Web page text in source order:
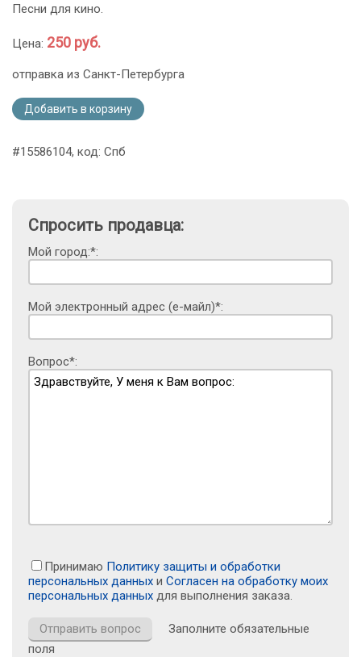
Песни для кино.
Цена: 250 руб.
отправка из Санкт-Петербурга
Добавить в корзину
#15586104, код: Спб
Спросить продавца:
Мой город:*:
Мой электронный адрес (е-майл)*:
Вопрос*:
Принимаю Политику защиты и обработки
персональных данных и Согласен на обработку моих
персональных данных для выполнения заказа.
Заполните обязательные
поля